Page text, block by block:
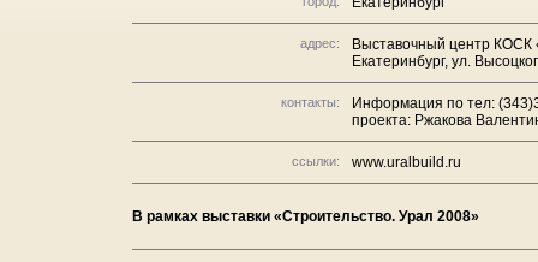
адрес:
Выставочный центр КОСК
Екатеринбург, ул.
контакты:
Информация по тел:
проекта: Ржакова
ссылки: www.uralbuild.ru
В рамках выставки «Строительство. Урал 2008»